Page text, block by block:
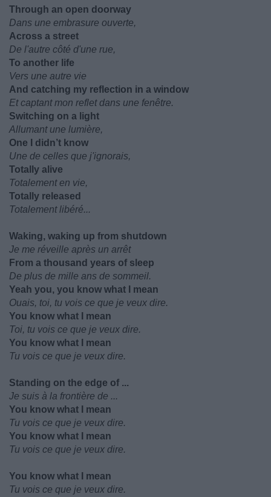
Through an open doorway
Dans une embrasure ouverte,
Across a street
De l'autre côté d'une rue,
To another life
Vers une autre vie
And catching my reflection in a window
Et captant mon reflet dans une fenêtre.
Switching on a light
Allumant une lumière,
One I didn’t know
Une de celles que j'ignorais,
Totally alive
Totalement en vie,
Totally released
Totalement libéré...
Waking, waking up from shutdown
Je me réveille après un arrêt
From a thousand years of sleep
De plus de mille ans de sommeil.
Yeah you, you know what I mean
Ouais, toi, tu vois ce que je veux dire.
You know what I mean
Toi, tu vois ce que je veux dire.
You know what I mean
Tu vois ce que je veux dire.
Standing on the edge of ...
Je suis à la frontière de ...
You know what I mean
Tu vois ce que je veux dire.
You know what I mean
Tu vois ce que je veux dire.
You know what I mean
Tu vois ce que je veux dire.